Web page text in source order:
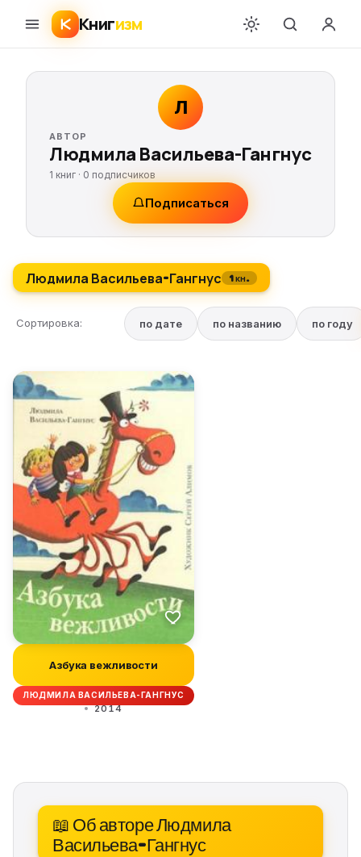
Книгизм
Л
АВТОР
Людмила Васильева-Гангнус
1 книг · 0 подписчиков
Подписаться
Людмила Васильева-Гангнус 1 кн.
Сортировка: по дате по названию по году
Азбука вежливости
ЛЮДМИЛА ВАСИЛЬЕВА-ГАНГНУС
2014
📖 Об авторе Людмила
Васильева-Гангнус